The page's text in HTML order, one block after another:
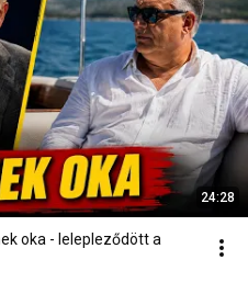
24:28
oka - lelepleződött a